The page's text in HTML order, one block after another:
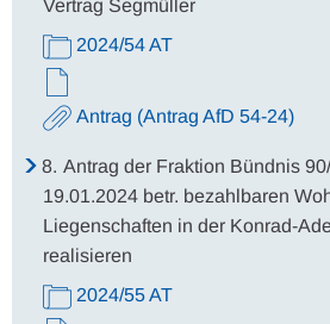
Vertrag Segmüller
2024/54 AT
Antrag (Antrag AfD 54-24)
8. Antrag der Fraktion Bündnis
19.01.2024 betr. bezahlbaren
Liegenschaften in der Konrad-
realisieren
2024/55 AT